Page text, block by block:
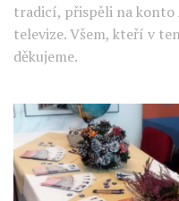
tradicí, přispěli na konto
televize. Všem, kteří v
děkujeme.